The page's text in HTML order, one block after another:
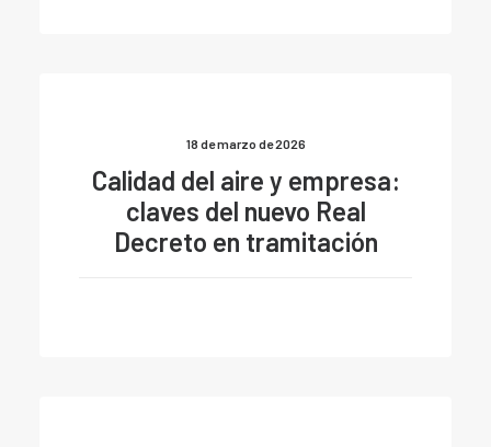
18 de marzo de 2026
Calidad del aire y empresa:
claves del nuevo Real
Decreto en tramitación